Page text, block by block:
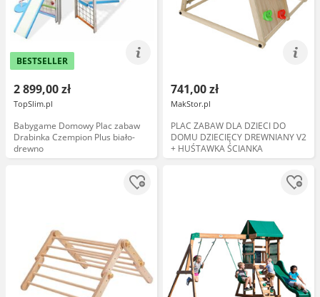
BESTSELLER
2 899,00 zł
TopSlim.pl
Babygame Domowy Plac zabaw
Drabinka Czempion Plus biało-
drewno
741,00 zł
MakStor.pl
PLAC ZABAW DLA DZIECI DO
DOMU DZIECIĘCY DREWNIANY V2
+ HUŚTAWKA ŚCIANKA